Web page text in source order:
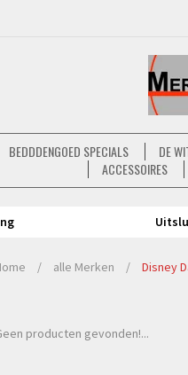
BEDDDENGOED SPECIALS DE
ACCESSOIRES
/ alle Merken / Disney
producten gevonden!...